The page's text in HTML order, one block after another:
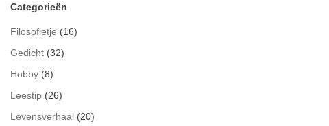
Categorieën
Filosofietje (16)
Gedicht(32)
Hobby(8)
Leestip(26)
Levensverhaal(20)